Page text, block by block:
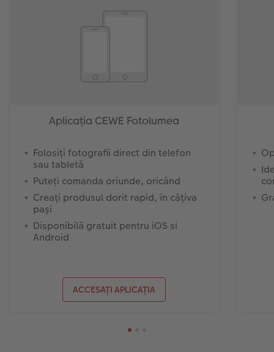
Aplicația CEWE Fotolumea
Folosiți fotografii direct din telefon
sau tabletă
Puteți comanda oriunde, oricând
Creați produsul dorit rapid, în câțiva
pași
Disponibilă gratuit pentru iOS si
Android
ACCESAȚI APLICAȚIA